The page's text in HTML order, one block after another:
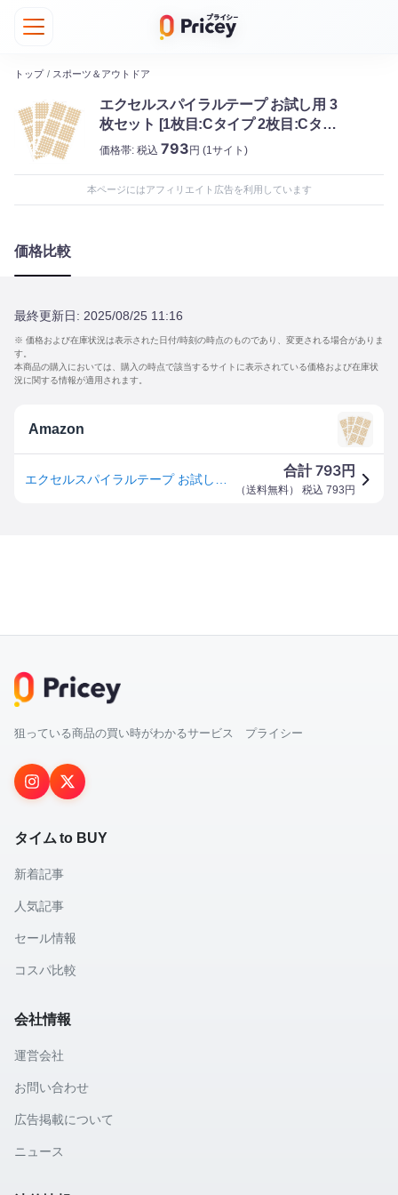
トップ / スポーツ＆アウトドア
エクセルスパイラルテープ お試し用 3
枚セット [1枚目:Cタイプ 2枚目:Cタイ
プ 3枚目:Cタイプ] / 【スパイラルの田
価格帯: 税込 793円 (1サイト)
本ページにはアフィリエイト広告を利用しています
価格比較
最終更新日: 2025/08/25 11:16
※ 価格および在庫状況は表示された日付/時刻の時点のものであり、変更される場合がありま
す。
本商品の購入においては、購入の時点で該当するサイトに表示されている価格および在庫状
況に関する情報が適用されます。
Amazon
合計793円
（送料無料） 税込 793 円
狙っている商品の買い時がわかるサービス プライシー
タイム to BUY
新着記事
人気記事
セール情報
コスパ比較
会社情報
運営会社
お問い合わせ
広告掲載について
ニュース